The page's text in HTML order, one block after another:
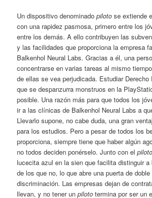
Un dispositivo denominadopiloto se extiende
con una rapidez pasmosa, primero entre los
entre los demás. A ello contribuyen las
y las facilidades que proporciona la empresa
Balkenhol Neural Labs. Gracias a él, una
concentrarse en varias tareas al mismo
de ellas se vea perjudicada. Estudiar Derecho
que se despanzurra monstruos en la
posible. Una razón más para que todos los
ir a las clínicas de Balkenhol Neural Labs a
Llevarlo supone, no cabe duda, una gran
para los estudios. Pero a pesar de todos los
proporciona, siempre tiene que haber algún
no todos deciden ponérselo. Junto con elpiloto
lucecita azul en la sien que facilita distinguir
de los que no, lo que abre una puerta de
discriminación. Las empresas dejan de
llevan, y no tener unpiloto termina por ser un